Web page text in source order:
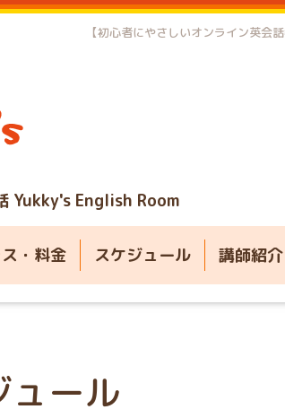
Yukky's English Room
【初心者にやさしいオンライン英会
・料金 スケジュール 講師紹介
ュール